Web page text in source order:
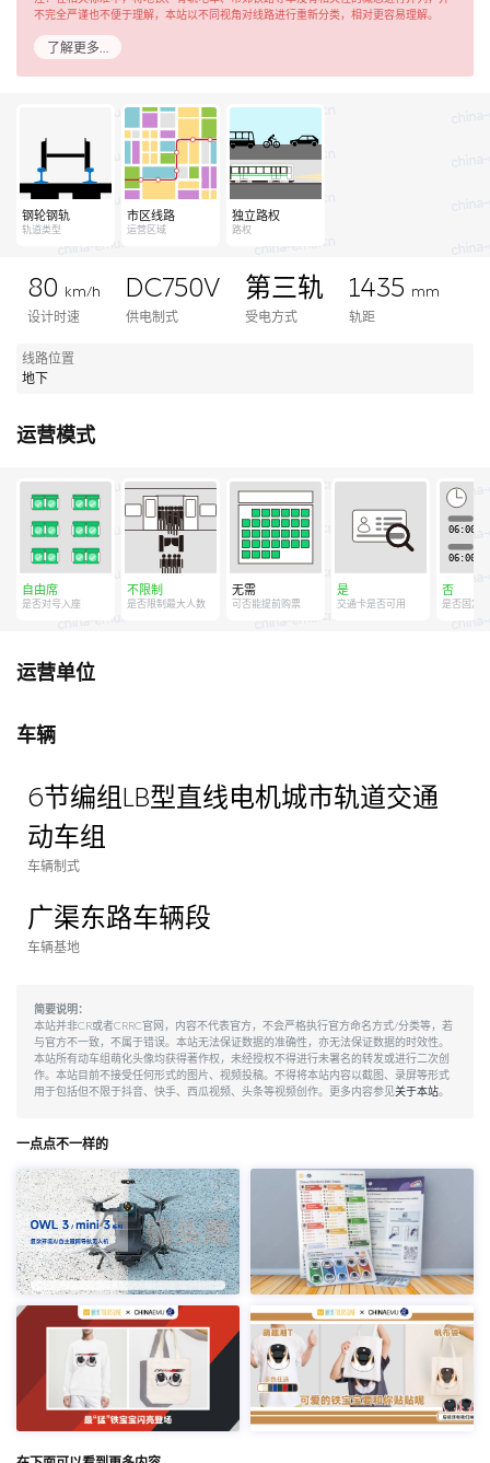
不完全严谨也不便于理解，本站以不同视角对线路进行重新分类，相对更容易理解。
了解更多…
钢轮钢轨
轨道类型
市区线路
运营区域
独立路权
路权
80
km/h
设计时速
DC750V
供电制式
第三轨
受电方式
1435 mm
轨距
线路位置
地下
运营模式
自由席
是否对号入座
不限制
是否限制最大人数
无需
可否能提前购票
是
交通卡是否可用
否
是否固定
运营单位
车辆
6节编组LB型直线电机城市轨道交通
动车组
车辆制式
广渠东路车辆段
车辆基地
简要说明：
本站并非CR或者CRRC官网，内容不代表官方，不会严格执行官方命名方式/分类等，若
与官方不一致，不属于错误。本站无法保证数据的准确性，亦无法保证数据的时效性。
本站所有动车组萌化头像均获得著作权，未经授权不得进行未署名的转发或进行二次创
作。本站目前不接受任何形式的图片、视频投稿。不得将本站内容以截图、录屏等形式
用于包括但不限于抖音、快手、西瓜视频、头条等视频创作。更多内容参见关于本站。
一点点不一样的